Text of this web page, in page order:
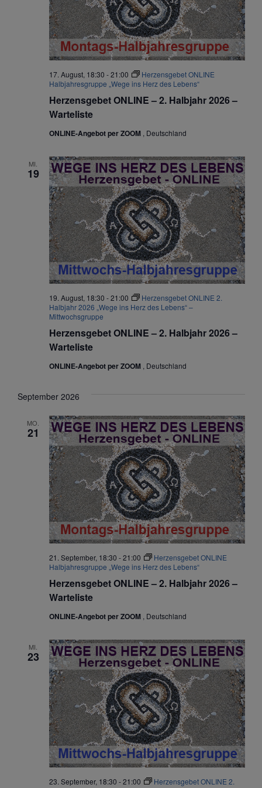
Herzensgebet ONLINE – 2. Halbjahr 2026 –
Warteliste
17. August, 18:30 -21:00
Herzensgebet ONLINE
Halbjahresgruppe „Wege ins Herz des Lebens“
ONLINE-Angebot per ZOOM , Deutschland
MI.
19
Herzensgebet ONLINE – 2. Halbjahr 2026 –
Warteliste
19. August, 18:30 -21:00
Herzensgebet ONLINE 2.
Halbjahr 2026 „Wege ins Herz des Lebens“ –
Mittwochsgruppe
ONLINE-Angebot per ZOOM , Deutschland
September 2026
MO.
21
Herzensgebet ONLINE – 2. Halbjahr 2026 –
Warteliste
21. September, 18:30 -21:00
Herzensgebet ONLINE
Halbjahresgruppe „Wege ins Herz des Lebens“
ONLINE-Angebot per ZOOM , Deutschland
MI.
23
23. September, 18:30 -21:00
Herzensgebet ONLINE 2.